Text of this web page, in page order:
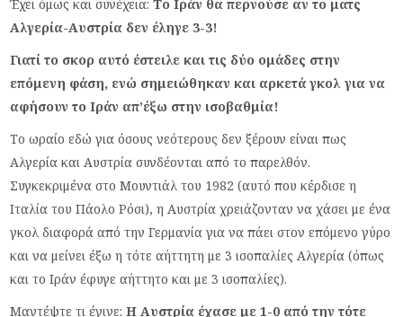
Έχει όμως και συνέχεια: Το Ιράν θα περνούσε αν το ματς
Αλγερία-Αυστρία δεν έληγε 3-3!
Γιατί το σκορ αυτό έστειλε και τις δύο ομάδες στην
επόμενη φάση, ενώ σημειώθηκαν και αρκετά γκολ για να
αφήσουν το Ιράν απ’έξω στην ισοβαθμία!
Το ωραίο εδώ για όσους νεότερους δεν ξέρουν είναι πως
Αλγερία και Αυστρία συνδέονται από το παρελθόν.
Συγκεκριμένα στο Μουντιάλ του 1982 (αυτό που κέρδισε η
Ιταλία του Πάολο Ρόσι), η Αυστρία χρειάζονταν να χάσει με ένα
γκολ διαφορά από την Γερμανία για να πάει στον επόμενο γύρο
και να μείνει έξω η τότε αήττητη με 3 ισοπαλίες Αλγερία (όπως
και το Ιράν έφυγε αήττητο και με 3 ισοπαλίες).
Μαντέψτε τι έγινε:Η Αυστρία έχασε με 1-0 από την τότε